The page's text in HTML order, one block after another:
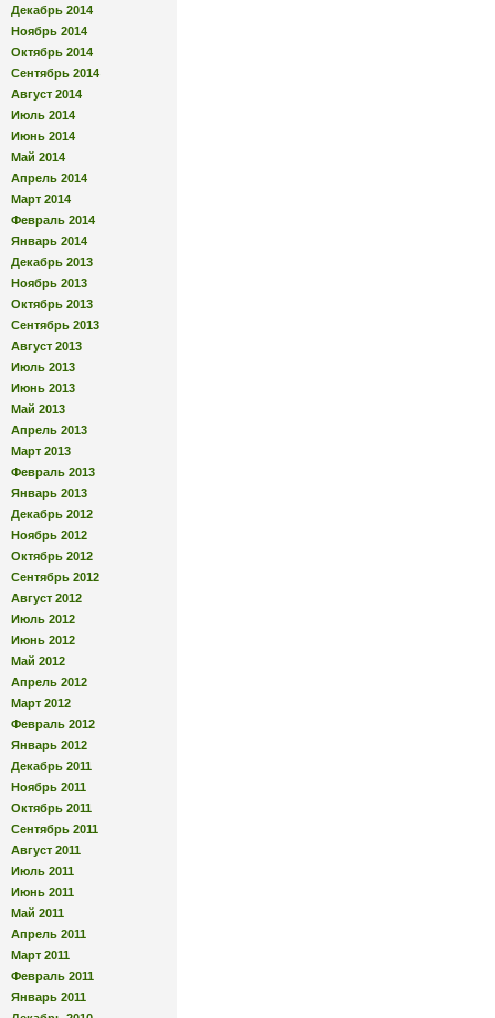
Декабрь 2014
Ноябрь 2014
Октябрь 2014
Сентябрь 2014
Август 2014
Июль 2014
Июнь 2014
Май 2014
Апрель 2014
Март 2014
Февраль 2014
Январь 2014
Декабрь 2013
Ноябрь 2013
Октябрь 2013
Сентябрь 2013
Август 2013
Июль 2013
Июнь 2013
Май 2013
Апрель 2013
Март 2013
Февраль 2013
Январь 2013
Декабрь 2012
Ноябрь 2012
Октябрь 2012
Сентябрь 2012
Август 2012
Июль 2012
Июнь 2012
Май 2012
Апрель 2012
Март 2012
Февраль 2012
Январь 2012
Декабрь 2011
Ноябрь 2011
Октябрь 2011
Сентябрь 2011
Август 2011
Июль 2011
Июнь 2011
Май 2011
Апрель 2011
Март 2011
Февраль 2011
Январь 2011